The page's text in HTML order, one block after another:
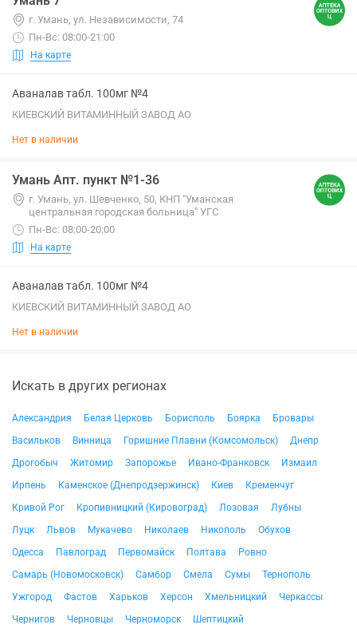
г. Умань, ул. Независимости, 74
Пн-Вс: 08:00-21:00
На карте
Аваналав табл. 100мг №4
КИЕВСКИЙ ВИТАМИННЫЙ ЗАВОД АО
Нет в наличии
Умань Апт. пункт №1-36
г. Умань, ул. Шевченко, 50, КНП "Уманская
центральная городская больница" УГС
Пн-Вс: 08:00-20:00
На карте
Аваналав табл. 100мг №4
КИЕВСКИЙ ВИТАМИННЫЙ ЗАВОД АО
Нет в наличии
Искать в других регионах
Александрия Белая Церковь Борисполь Боярка
Бровары
Васильков
Винница Горишние Плавни (Комсомольск)
Днепр
Дрогобыч
Житомир Запорожье Ивано-Франковск
Измаил
Ирпень
Каменское (Днепродзержинск) Киев
Кременчуг
Кривой Рог
Кропивницкий (Кировоград) Лозовая
Лубны
Луцк
Львов Мукачево Николаев Никополь
Обухов
Одесса
Павлоград Первомайск Полтава
Ровно
Самарь (Новомосковск)
Самбор Смела Сумы
Тернополь
Ужгород
Фастов Харьков Херсон Хмельницкий
Черкассы
Чернигов
Черновцы Черноморск Шептицкий